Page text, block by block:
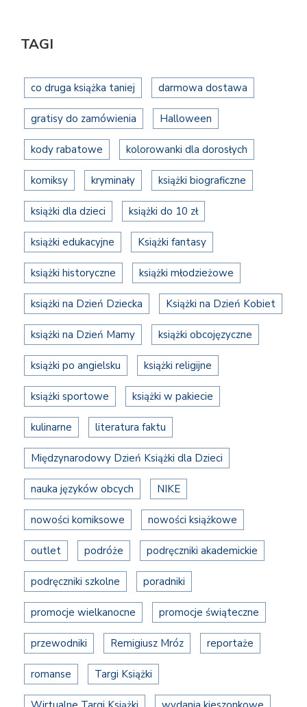
TAGI
co druga książka taniej darmowa dostawa
gratisy do zamówienia Halloween
kody rabatowe kolorowanki dla dorosłych
komiksy kryminały książki biograficzne
książki dla dzieci książki do 10 zł
książki edukacyjne Książki fantasy
książki historyczne książki młodzieżowe
książki na Dzień Dziecka Książki na Dzień Kobiet
książki na Dzień Mamy książki obcojęzyczne
książki po angielsku książki religijne
książki sportowe książki w pakiecie
kulinarne literatura faktu
Międzynarodowy Dzień Książki dla Dzieci
nauka języków obcych NIKE
nowości komiksowe nowości książkowe
outlet podróże podręczniki akademickie
podręczniki szkolne poradniki
promocje wielkanocne promocje świąteczne
przewodniki Remigiusz Mróz reportaże
romanse Targi Książki